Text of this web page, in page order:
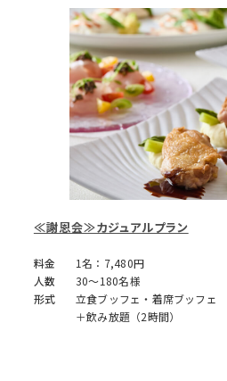
≪謝恩会≫カジュアルプラン
料金
1名：7,480円
人数
30～180名様
形式
立食ブッフェ・着席ブッフェ
＋飲み放題（2時間）